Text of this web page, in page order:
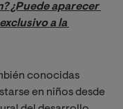
¿Puede aparecer
a la
conocidas
en niños desde